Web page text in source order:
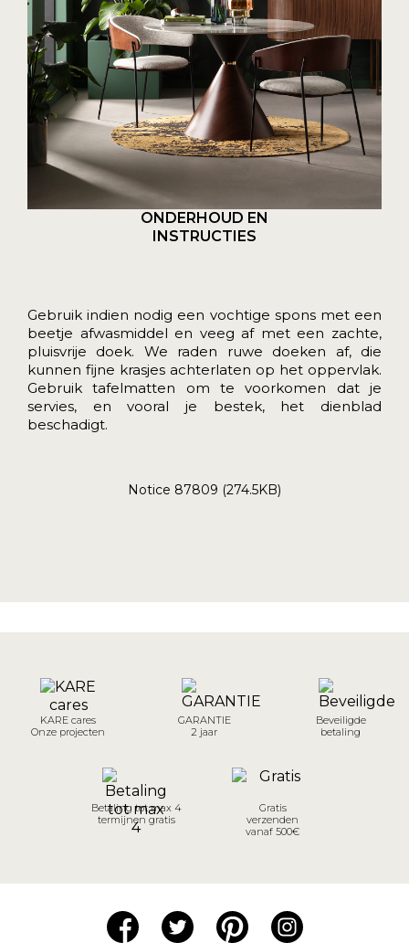
ONDERHOUD EN
INSTRUCTIES
Gebruik indien nodig een vochtige spons met een
beetje afwasmiddel en veeg af met een zachte,
pluisvrije doek. We raden ruwe doeken af, die
kunnen fijne krasjes achterlaten op het oppervlak.
Gebruik tafelmatten om te voorkomen dat je
servies, en vooral je bestek, het dienblad
beschadigt.
Notice 87809 (274.5KB)
KARE cares
Onze projecten
GARANTIE
2 jaar
Beveiligde
betaling
Betaling tot max 4
termijnen gratis
Gratis
verzenden
vanaf 500€